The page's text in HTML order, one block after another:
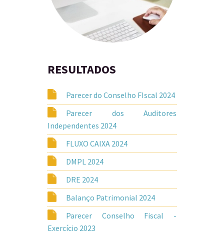
RESULTADOS
Parecer do Conselho FIscal 2024
Parecer dos Auditores
Independentes 2024
FLUXO CAIXA 2024
DMPL 2024
DRE 2024
Balanço Patrimonial 2024
Parecer Conselho Fiscal -
Exercício 2023